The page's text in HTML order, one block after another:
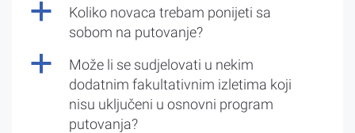
a
Koliko novaca trebam ponijeti sa
sobom na putovanje?
a
Može li se sudjelovati u nekim
dodatnim fakultativnim izletima koji
nisu uključeni u osnovni program
putovanja?